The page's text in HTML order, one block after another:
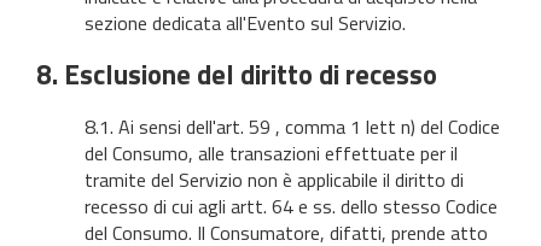
sezione dedicata all'Evento sul Servizio.
8. Esclusione del diritto di recesso
8.1. Ai sensi dell'art. 59 , comma 1 lett n) del Codice
del Consumo, alle transazioni effettuate per il
tramite del Servizio non è applicabile il diritto di
recesso di cui agli artt. 64 e ss. dello stesso Codice
del Consumo. Il Consumatore, difatti, prende atto